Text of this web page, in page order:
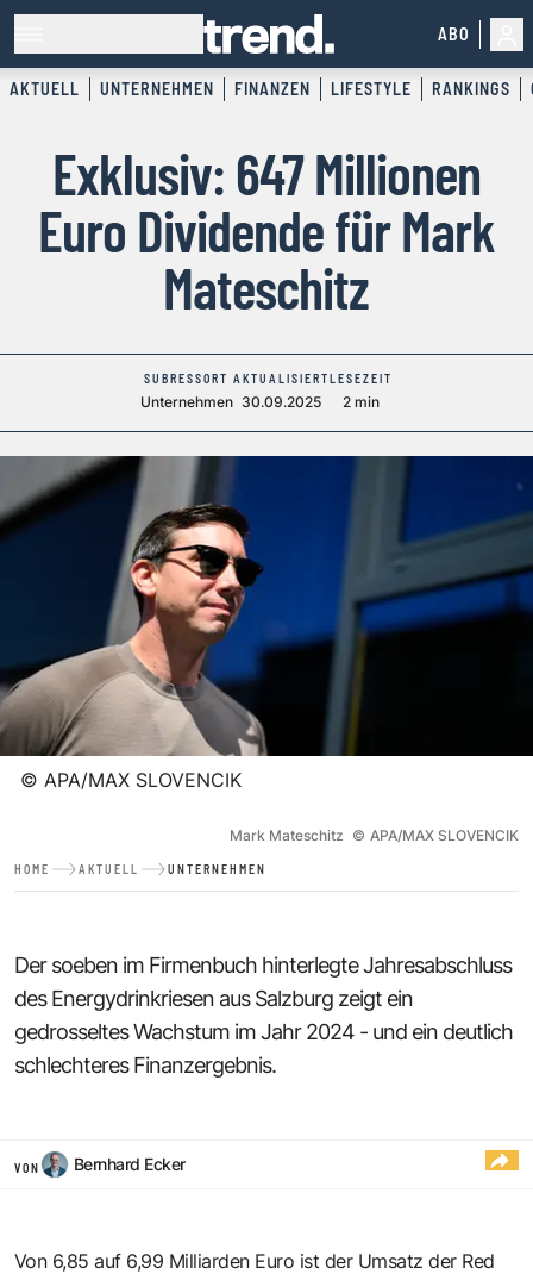
ABO
AKTUELL UNTERNEHMEN FINANZEN LIFESTYLE RANKINGS
Exklusiv: 647 Millionen
Euro Dividende für Mark
Mateschitz
SUBRESSORT
Unternehmen
AKTUALISIERT
30.09.2025
LESEZEIT
2 min
© APA/MAX SLOVENCIK
Mark Mateschitz © APA/MAX SLOVENCIK
HOME AKTUELL UNTERNEHMEN
Der soeben im Firmenbuch hinterlegte Jahresabschluss
des Energydrinkriesen aus Salzburg zeigt ein
gedrosseltes Wachstum im Jahr 2024 - und ein deutlich
schlechteres Finanzergebnis.
VON Bernhard Ecker
Von 6,85 auf 6,99 Milliarden Euro ist der Umsatz der Red